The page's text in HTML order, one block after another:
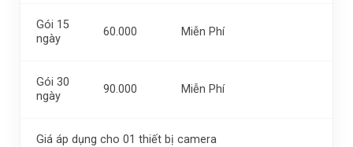
Gói 15
ngày
60.000 Miễn Phí
Gói 30
ngày
90.000 Miễn Phí
Giá áp dụng cho 01 thiết bị camera